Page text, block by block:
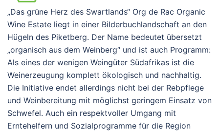
„Das grüne Herz des Swartlands“ Org de Rac Organic
Wine Estate liegt in einer Bilderbuchlandschaft an den
Hügeln des Piketberg. Der Name bedeutet übersetzt
„organisch aus dem Weinberg“ und ist auch Programm:
Als eines der wenigen Weingüter Südafrikas ist die
Weinerzeugung komplett ökologisch und nachhaltig.
Die Initiative endet allerdings nicht bei der Rebpflege
und Weinbereitung mit möglichst geringem Einsatz von
Schwefel. Auch ein respektvoller Umgang mit
Erntehelfern und Sozialprogramme für die Region